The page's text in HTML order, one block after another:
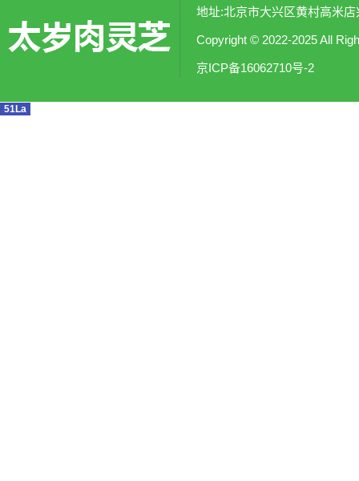
地址:北京市大兴区黄村高米
Copyright © 2022-2025 All
京ICP备16062710号-2
51La